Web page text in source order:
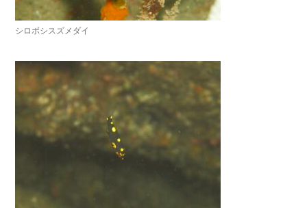
シロボシスズメダイ